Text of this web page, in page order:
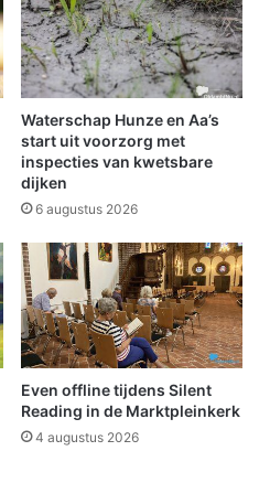
Waterschap Hunze en Aa’s
start uit voorzorg met
inspecties van kwetsbare
dijken
6 augustus 2026
Even offline tijdens Silent
Reading in de Marktpleinkerk
4 augustus 2026